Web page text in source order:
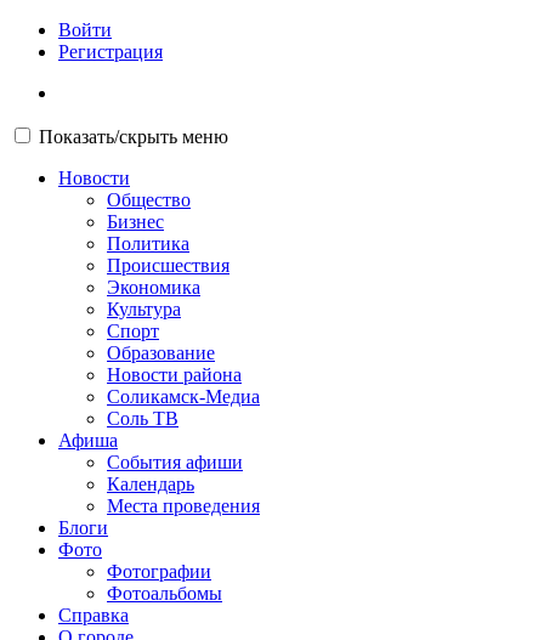
Войти
Регистрация
Показать/скрыть меню
Новости
Общество
Бизнес
Политика
Происшествия
Экономика
Культура
Спорт
Образование
Новости района
Соликамск-Медиа
Соль ТВ
Афиша
События афиши
Календарь
Места проведения
Блоги
Фото
Фотографии
Фотоальбомы
Справка